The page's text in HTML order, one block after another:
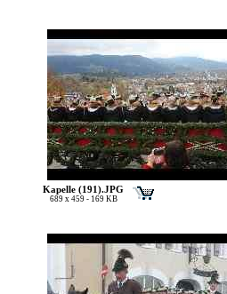
Kapelle (191).JPG
689 x 459 - 169 KB